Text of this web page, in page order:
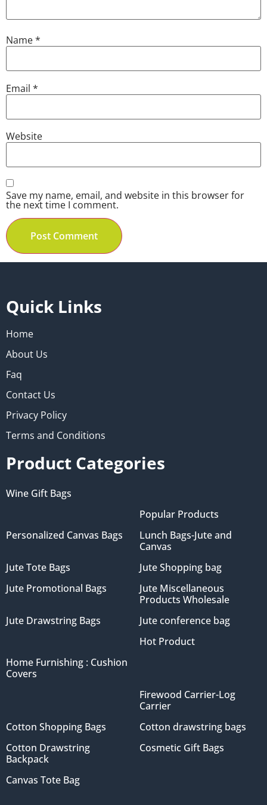
Name*
Email *
Website
Save my name, email, and website in this browser for
the next time I comment.
Quick Links
Home
About Us
Faq
Contact Us
Privacy Policy
Terms and Conditions
Product Categories
Wine Gift Bags
Popular Products
Personalized Canvas Bags
Lunch Bags-Jute and
Canvas
Jute Tote Bags
Jute Shopping bag
Jute Promotional Bags
Jute Miscellaneous
Products Wholesale
Jute Drawstring Bags
Jute conference bag
Hot Product
Home Furnishing : Cushion
Covers
Firewood Carrier-Log
Carrier
Cotton Shopping Bags
Cotton drawstring bags
Cotton Drawstring
Backpack
Cosmetic Gift Bags
Canvas Tote Bag